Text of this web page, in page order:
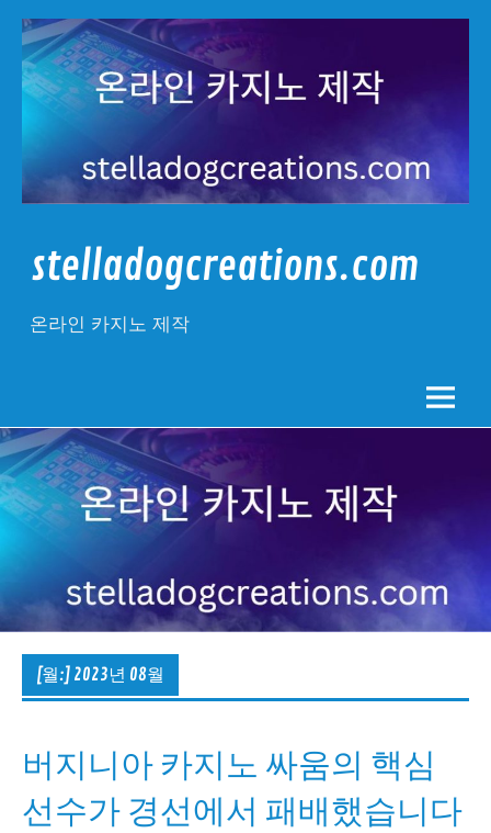
content
stelladogcreations.com
온라인 카지노 제작
[월:] 2023년 08월
버지니아 카지노 싸움의 핵심
선수가 경선에서 패배했습니다